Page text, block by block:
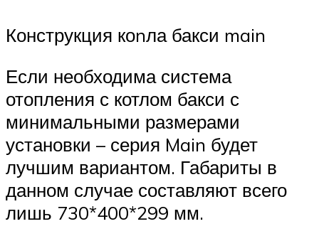
Конструкция коnла бакси main
Если необходима система
отопления с котлом бакси с
минимальными размерами
установки – серия Main будет
лучшим вариантом. Габариты в
данном случае составляют всего
лишь 730*400*299 мм.